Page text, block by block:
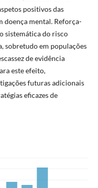
positivos das
doença mental. Reforça-
sistemática do risco
sobretudo em populações
de evidência
este efeito,
futuras adicionais
eficazes de